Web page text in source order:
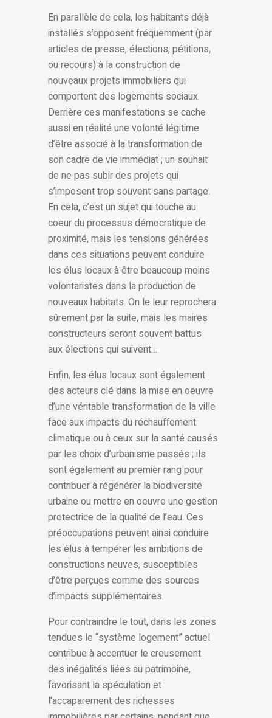
En parallèle de cela, les habitants déjà
installés s’opposent fréquemment (par
articles de presse, élections, pétitions,
ou recours) à la construction de
nouveaux projets immobiliers qui
comportent des logements sociaux.
Derrière ces manifestations se cache
aussi en réalité une volonté légitime
d’être associé à la transformation de
son cadre de vie immédiat ; un souhait
de ne pas subir des projets qui
s’imposent trop souvent sans partage.
En cela, c’est un sujet qui touche au
coeur du processus démocratique de
proximité, mais les tensions générées
dans ces situations peuvent conduire
les élus locaux à être beaucoup moins
volontaristes dans la production de
nouveaux habitats. On le leur reprochera
sûrement par la suite, mais les maires
constructeurs seront souvent battus
aux élections qui suivent…
Enfin, les élus locaux sont également
des acteurs clé dans la mise en oeuvre
d’une véritable transformation de la ville
face aux impacts du réchauffement
climatique ou à ceux sur la santé causés
par les choix d’urbanisme passés ; ils
sont également au premier rang pour
contribuer à régénérer la biodiversité
urbaine ou mettre en oeuvre une gestion
protectrice de la qualité de l’eau. Ces
préoccupations peuvent ainsi conduire
les élus à tempérer les ambitions de
constructions neuves, susceptibles
d’être perçues comme des sources
d’impacts supplémentaires.
Pour contraindre le tout, dans les zones
tendues le “système logement” actuel
contribue à accentuer le creusement
des inégalités liées au patrimoine,
favorisant la spéculation et
l’accaparement des richesses